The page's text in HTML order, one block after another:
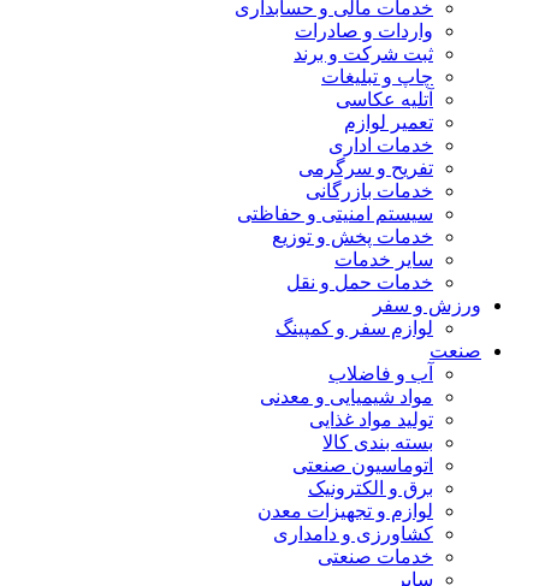
خدمات مالی و حسابداری
واردات و صادرات
ثبت شرکت و برند
چاپ و تبلیغات
آتلیه عکاسی
تعمیر لوازم
خدمات اداری
تفریح و سرگرمی
خدمات بازرگانی
سیستم امنیتی و حفاظتی
خدمات پخش و توزیع
سایر خدمات
خدمات حمل و نقل
ورزش و سفر
لوازم سفر و کمپینگ
صنعت
آب و فاضلاب
مواد شیمیایی و معدنی
تولید مواد غذایی
بسته بندی کالا
اتوماسیون صنعتی
برق و الکترونیک
لوازم و تجهیزات معدن
کشاورزی و دامداری
خدمات صنعتی
سایر